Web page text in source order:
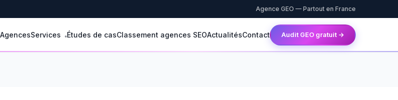
Agence GEO — Partout en France
Services Études de casClassement agences SEOActualitésContact Audit GEO gratuit →